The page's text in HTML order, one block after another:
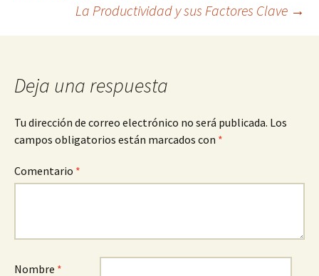
La Productividad y sus Factores Clave →
Deja una respuesta
Tu dirección de correo electrónico no será publicada. Los
campos obligatorios están marcados con *
Comentario *
Nombre *